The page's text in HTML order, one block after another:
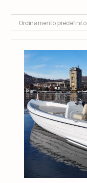
Ordinamento predefinito